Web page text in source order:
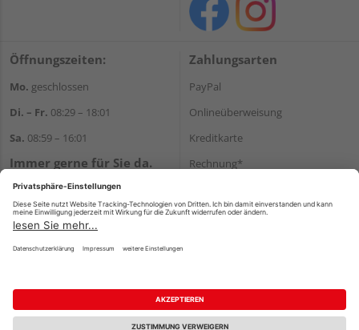
Öffnungszeiten:
Mo. geschlossen
Di. – Fr. 08:29 – 18:01
Sa. 08:59 – 16:01
Immer gerne für Sie da.
E-Mail:kontakt@holzziller.de
Zahlungsarten
PayPal
Onlineüberweisung
Kreditkarte
Rechnung*
Versand
Impressum AGB Widerruf
Datenschutz
Reservierungsbedingungen
Vertrag widerrufen